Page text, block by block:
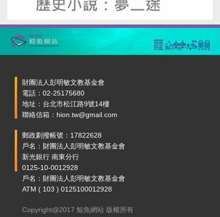
財團法人彭明敏文教基金會
電話：02-25175680
地址：台北市松江路9號14樓
聯絡信箱：hion.tw@gmail.com
郵政劃撥帳號：17822628
戶名：財團法人彭明敏文教基金會
新光銀行 南東分行
0125-10-0012928
戶名：財團法人彭明敏文教基金會
ATM ( 103 ) 0125100012928
Copyright@2017 鯨魚網站 版權所有